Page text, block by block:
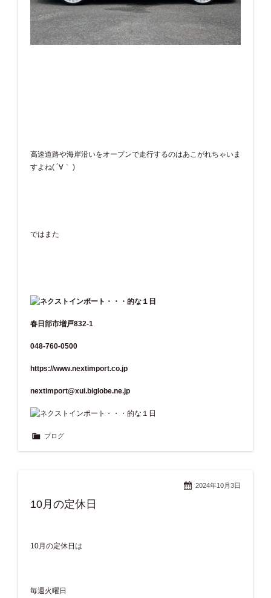
高速道路や海岸沿いをオープンで走行するのはあこがれちゃいま
すよね( ´∀｀ )
ではまた
春日部市増戸832-1
048-760-0500
https://www.nextimport.co.jp
nextimport@xui.biglobe.ne.jp
ブログ
2024年10月3日
10月の定休日
10月の定休日は
毎週火曜日